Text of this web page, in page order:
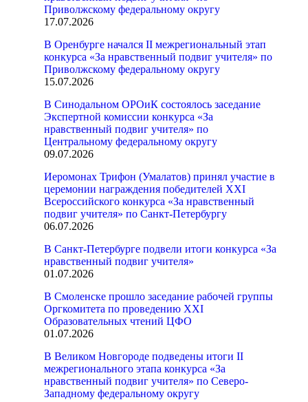
Приволжскому федеральному округу
17.07.2026
В Оренбурге начался II межрегиональный этап
конкурса «За нравственный подвиг учителя» по
Приволжскому федеральному округу
15.07.2026
В Синодальном ОРОиК состоялось заседание
Экспертной комиссии конкурса «За
нравственный подвиг учителя» по
Центральному федеральному округу
09.07.2026
Иеромонах Трифон (Умалатов) принял участие в
церемонии награждения победителей XXI
Всероссийского конкурса «За нравственный
подвиг учителя» по Санкт-Петербургу
06.07.2026
В Санкт-Петербурге подвели итоги конкурса «За
нравственный подвиг учителя»
01.07.2026
В Смоленске прошло заседание рабочей группы
Оргкомитета по проведению XXI
Образовательных чтений ЦФО
01.07.2026
В Великом Новгороде подведены итоги II
межрегионального этапа конкурса «За
нравственный подвиг учителя» по Северо-
Западному федеральному округу